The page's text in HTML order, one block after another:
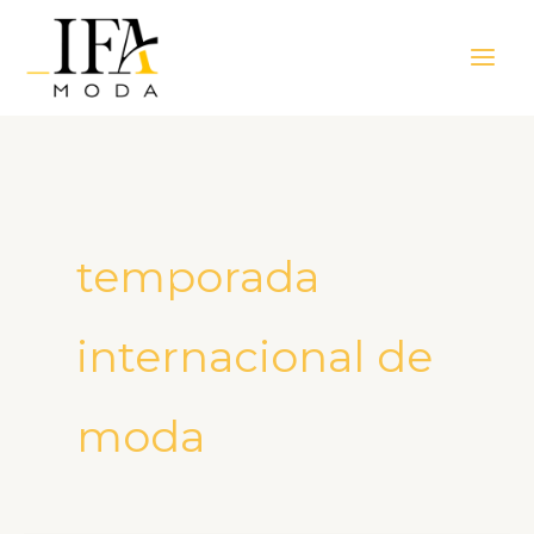
Menu
temporada
internacional de
moda